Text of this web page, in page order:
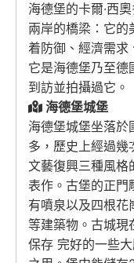
海德堡的卡爾·西
兩岸的橋梁：它的
着防御、經濟需求
它是海德堡乃至德
到訪並拍攝過它。
海德堡城堡
海德堡城堡坐落於
多，歷史上經過幾
文藝復興三種風格
表作。古堡的正門
有噴泉以及四根花
等建築物。古城現
保存 完好的一些